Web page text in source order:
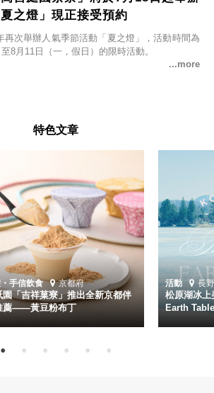
之燈」現正接受預約
再次舉辦人氣季節活動「夏之燈」，活動時間為
8月11日（一，假日）的限時活動。
特色文章
手信飲食 京都府
園「吉祥菓寮」推出全新京都伴
薦——黃豆粉布丁
活動 長
松原湖冰
Earth